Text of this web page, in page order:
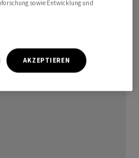
über eine
bis zu 2,05 Millionen neu
bis zu 15 Millionen Euro,
Mitteilung.
sowie Entwicklung und
AKZEPTIEREN